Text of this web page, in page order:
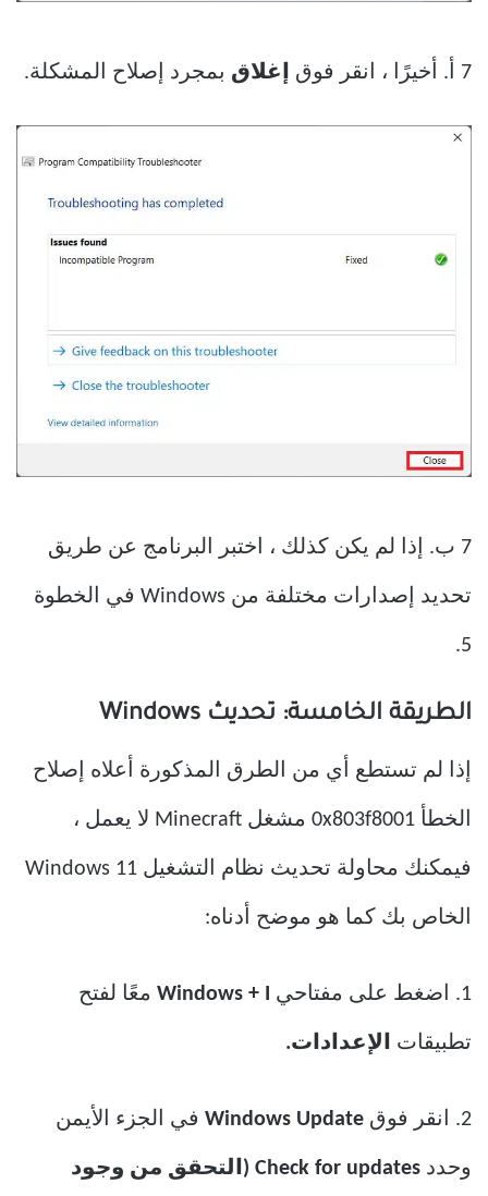
7 أ. أخيرًا ، انقر فوق إغلاق بمجرد إصلاح المشكلة.
7 ب. إذا لم يكن كذلك ، اختبر البرنامج عن طريق
تحديد إصدارات مختلفة من Windows في الخطوة
5.
الطريقة الخامسة: تحديث Windows
إذا لم تستطع أي من الطرق المذكورة أعلاه إصلاح
الخطأ 0x803f8001 مشغل Minecraft لا يعمل ،
فيمكنك محاولة تحديث نظام التشغيل Windows 11
الخاص بك كما هو موضح أدناه:
1. اضغط على مفتاحي Windows + I معًا لفتح
تطبيقات الإعدادات.
2. انقر فوق Windows Update في الجزء الأيمن
وحدد Check for updates (التحقق من وجود